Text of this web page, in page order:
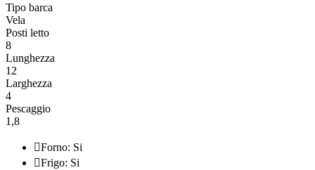
Tipo barca
Vela
Posti letto
8
Lunghezza
12
Larghezza
4
Pescaggio
1,8
Forno: Si
Frigo: Si